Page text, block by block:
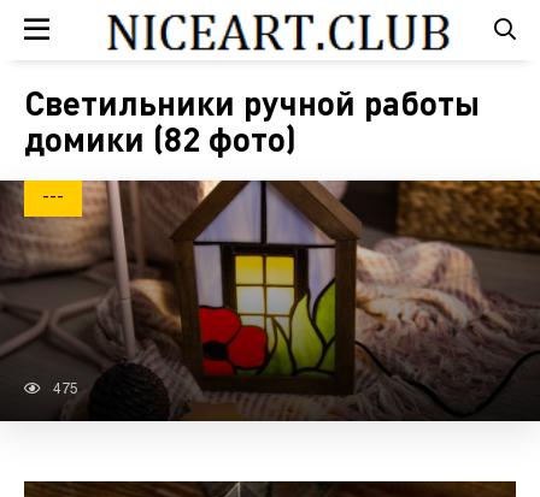
Светильники ручной работы
домики (82 фото)
---
475